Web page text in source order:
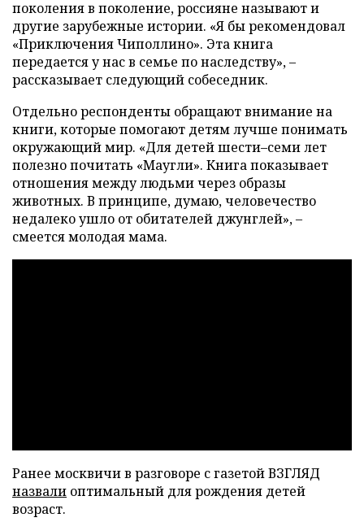
поколения в поколение, россияне называют и
другие зарубежные истории. «Я бы рекомендовал
«Приключения Чиполлино». Эта книга
передается у нас в семье по наследству», –
рассказывает следующий собеседник.
Отдельно респонденты обращают внимание на
книги, которые помогают детям лучше понимать
окружающий мир. «Для детей шести–семи лет
полезно почитать «Маугли». Книга показывает
отношения между людьми через образы
животных. В принципе, думаю, человечество
недалеко ушло от обитателей джунглей», –
смеется молодая мама.
Ранее москвичи в разговоре с газетой ВЗГЛЯД
назвали оптимальный для рождения детей
возраст.